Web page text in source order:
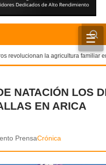
☰
revolucionan la agricultura familiar
NATACIÓN LOS
EN ARICA
PrensaCrónica